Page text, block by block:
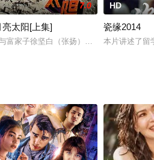
宙斯妒忌人类太幸福，于是用雷电
轻人之间的爱情故事。这部电影将在美丽
7.0
亮太阳[上集]
富家子徐坚白（张扬）相恋。朱兰自幼父
HD
瓷缘2014
本片讲述了留